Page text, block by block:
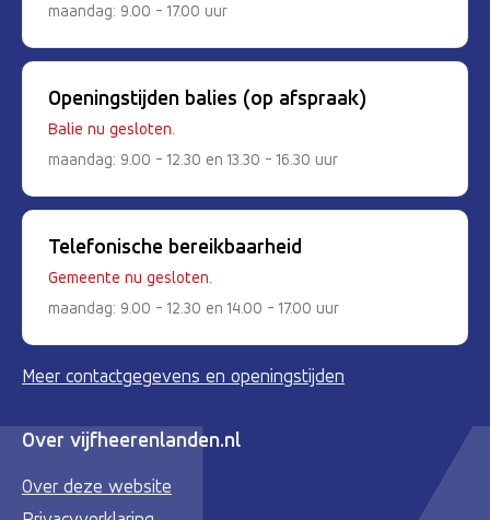
maandag: 9.00 - 17.00 uur
Openingstijden balies (op afspraak)
Balie nu gesloten.
maandag: 9.00 - 12.30 en 13.30 - 16.30 uur
Telefonische bereikbaarheid
Gemeente nu gesloten.
maandag: 9.00 - 12.30 en 14.00 - 17.00 uur
Meer contactgegevens en openingstijden
Over vijfheerenlanden.nl
Over deze website